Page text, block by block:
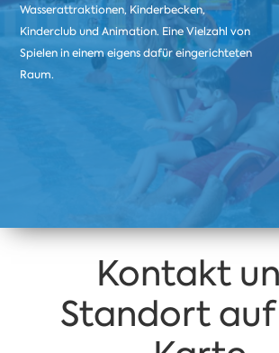
Wasserattraktionen, Kinderbecken,
Kinderclub und Animation. Eine Vielzahl von
Spielen in einem eigens dafür eingerichteten
Raum.
Kontakt
Standort